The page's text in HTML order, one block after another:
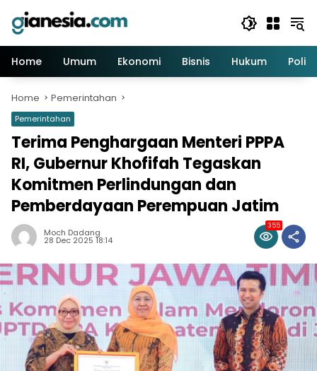
content
Home
Umum Ekonomi Bisnis Hukum Politik
Home Pemerintahan
Pemerintahan
Terima Penghargaan Menteri PPPA
RI, Gubernur Khofifah Tegaskan
Komitmen Perlindungan dan
Pemberdayaan Perempuan Jatim
Moch Dadang
28 Dec 2025 18:14
355